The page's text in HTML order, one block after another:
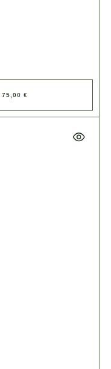
75,00 €